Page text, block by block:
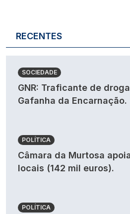
RECENTES
SOCIEDADE
GNR: Traficante de
Gafanha da Encarnação.
POLÍTICA
Câmara da Murtosa
locais (142 mil euros).
POLÍTICA